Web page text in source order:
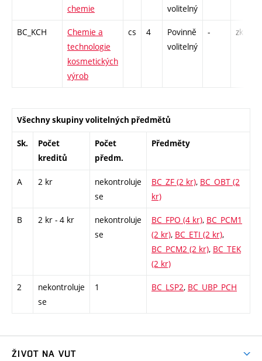
chemie
volitelný
BC_KCH
Chemie a
technologie
kosmetických
výrob
cs 4
Povinně
volitelný
- zk
Všechny skupiny volitelných předmětů
Sk.
Počet
kreditů
Počet
předm.
Předměty
A 2 kr
nekontroluje
se
BC_ZF (2 kr), BC_OBT (2
kr)
B 2 kr - 4 kr
nekontroluje
se
BC_FPO (4 kr), BC_PCM1
(2 kr), BC_ETI (2 kr),
BC_PCM2 (2 kr), BC_TEK
(2 kr)
2
nekontroluje
se
1 BC_LSP2, BC_UBP_PCH
ŽIVOT NA VUT